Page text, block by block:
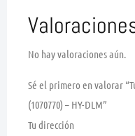
No hay valoraciones aún.
Sé el primero en valorar
(1070770) – HY-DLM”
Tu dirección